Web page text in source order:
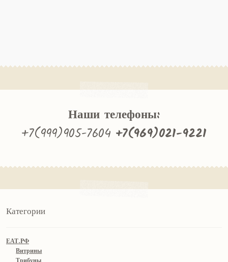
Наши телефоны:
+7(999)905-7604 +7(969)021-9221
Категории
ЕАТ.РФ
Витрины